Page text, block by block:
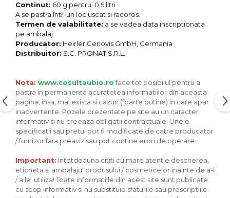
Mixuri, condimente si mirodenii
Mixuri
Condimente
Mirodenii
Pesto Bio
Semipreparate
Specialitati si produse asiatice
Continut: 60 g pentru 0,5 litri
A se pastra într-un loc uscat si racoros.
Termen de valabilitate: a se vedea data inscriptionata
pe ambalaj.
Producator: Heirler Cenovis GmbH, Germania
Distribuitor: S.C. PRONAT S.R.L.
Nota: www.cosultaubio.roface tot posibilul pentru a
pastra in permanenta acuratetea informatiilor din aceasta
pagina, insa, mai exista si cazuri (foarte putine) in care apar
inadvertente. Pozele prezentate pe site au un caracter
informativ si nu creeaza obligatii contractuale. Unele
specificatii sau pretul pot fi modificate de catre producator
/ furnizor fara preaviz sau pot contine erori de operare.
Important: Intotdeauna cititi cu mare atentie descrierea,
eticheta si ambalajul produsului / cosmeticelor inainte de a-l
/ a le utiliza! Toate informatiile din acest site sunt publicate
cu scop informativ si nu substituie sfaturile sau prescriptiile